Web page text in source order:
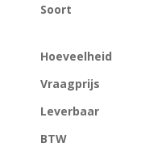
Soort
Hoeveelheid
Vraagprijs
Leverbaar
BTW